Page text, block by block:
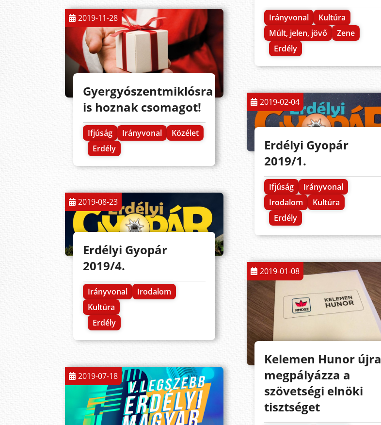
2019-11-28
Gyergyószentmiklósra
is hoznak csomagot!
Ifjúság Irányvonal
Közélet
Erdély
2019-08-23
Erdélyi Gyopár
2019/4.
Irányvonal
Irodalom
Kultúra
Erdély
2019-07-18
Irányvonal
Kultúra
Múlt, jelen, jövő
Zene
Erdély
2019-02-04
Erdélyi Gyopár
2019/1.
Ifjúság
Irányvonal
Irodalom
Kultúra
Erdély
2019-01-08
Kelemen Hunor újra
megpályázza a
szövetségi elnöki
tisztséget